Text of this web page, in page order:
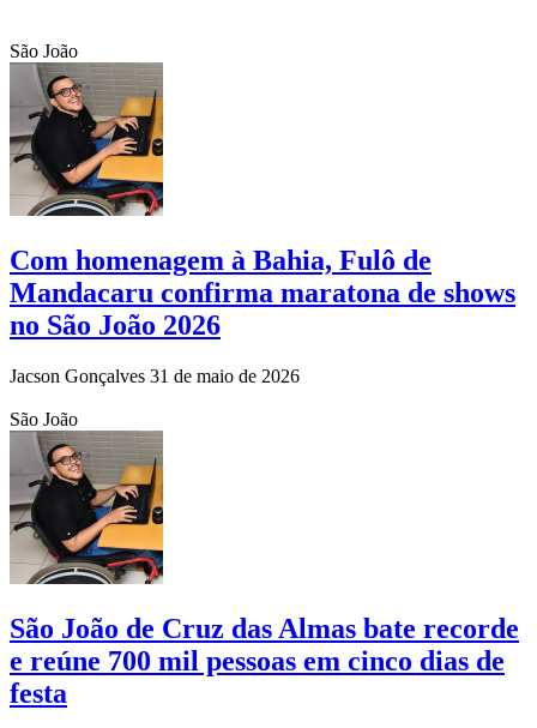
São João
Com homenagem à Bahia, Fulô de
Mandacaru confirma maratona de shows
no São João 2026
Jacson Gonçalves 31 de maio de 2026
São João
São João de Cruz das Almas bate recorde
e reúne 700 mil pessoas em cinco dias de
festa